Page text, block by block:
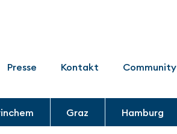
Presse Kontakt Community
Graz Hamburg